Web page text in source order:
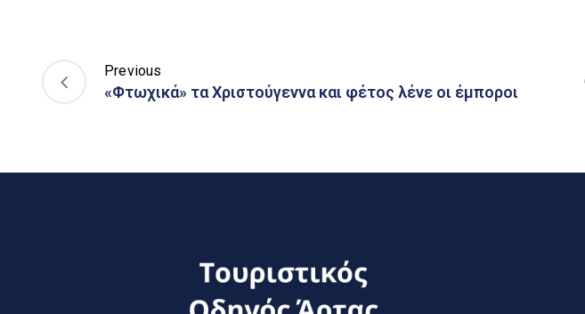
Previous
«Φτωχικά» τα Χριστούγεννα και φέτος λένε οι έμποροι